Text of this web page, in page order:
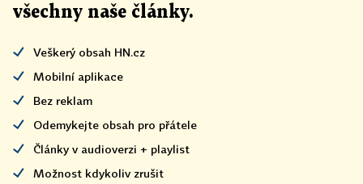
všechny naše články.
Veškerý obsah HN.cz
Mobilní aplikace
Bez reklam
Odemykejte obsah pro přátele
Články v audioverzi + playlist
Možnost kdykoliv zrušit